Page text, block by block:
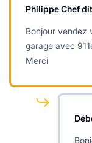
Philippe Chef
Bonjour vendez
garage avec
Merci